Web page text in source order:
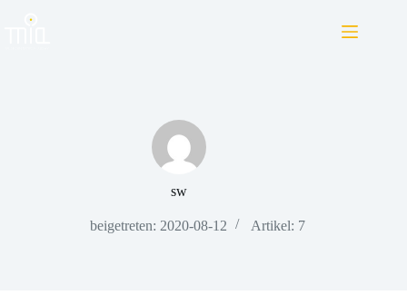
Inhalt
sw
beigetreten: 2020-08-12 Artikel: 7